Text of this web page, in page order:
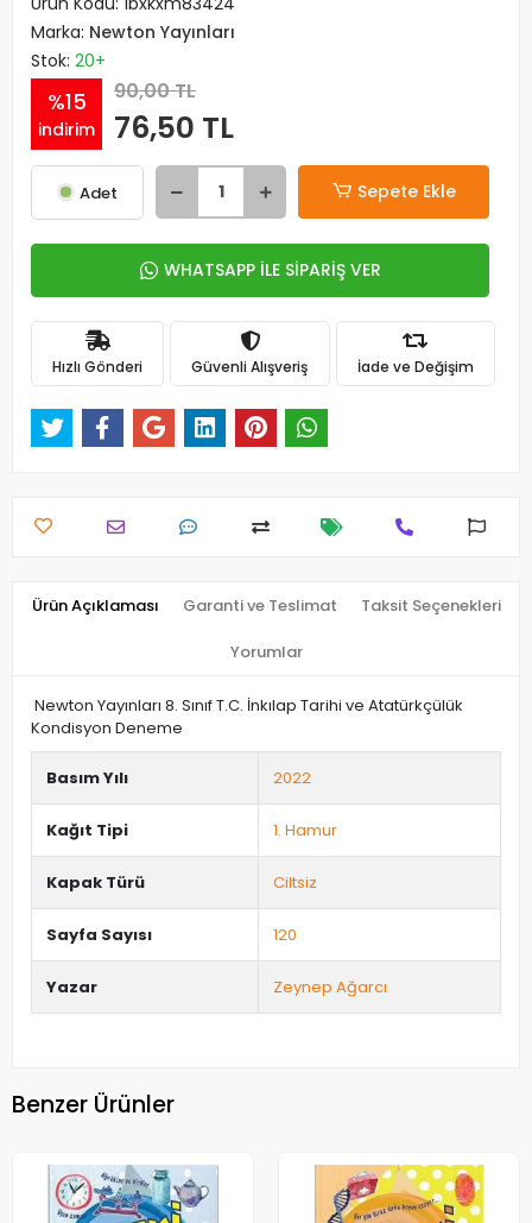
Marka: Newton Yayınları
Stok: 20+
%15
indirim
90,00 TL
76,50 TL
Adet Sepete Ekle
WHATSAPP İLE SİPARİŞ VER
Hızlı Gönderi Güvenli Alışveriş İade ve Değişim
Ürün Açıklaması Garanti ve Teslimat Taksit Seçenekleri
Yorumlar
Newton Yayınları 8. Sınıf T.C. İnkılap Tarihi ve Atatürkçülük
Kondisyon Deneme
Basım Yılı 2022
Kağıt Tipi 1. Hamur
Kapak Türü Ciltsiz
Sayfa Sayısı 120
Yazar Zeynep Ağarcı
Benzer Ürünler